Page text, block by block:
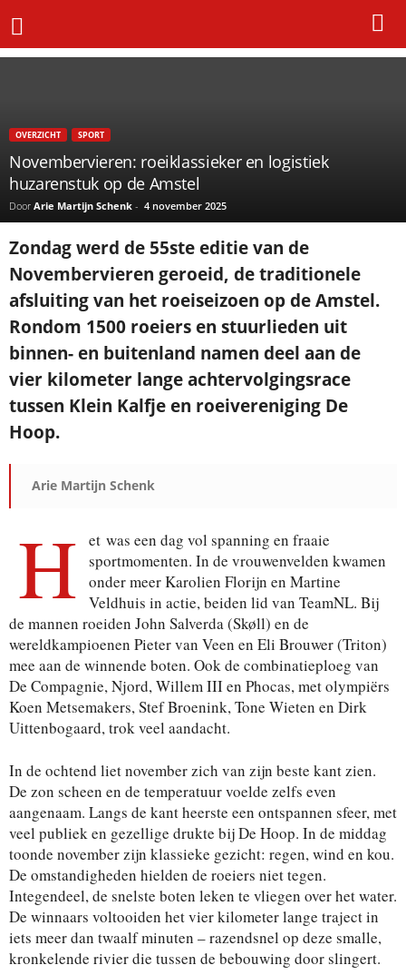
Home
OVERZICHT SPORT
Novembervieren: roeiklassieker en logistiek
huzarenstuk op de Amstel
Door Arie Martijn Schenk - 4 november 2025
Zondag werd de 55ste editie van de
Novembervieren geroeid, de traditionele
afsluiting van het roeiseizoen op de Amstel.
Rondom 1500 roeiers en stuurlieden uit
binnen- en buitenland namen deel aan de
vier kilometer lange achtervolgingsrace
tussen Klein Kalfje en roeivereniging De
Hoop.
Arie Martijn Schenk
H
et was een dag vol spanning en fraaie
sportmomenten. In de vrouwenvelden kwamen
onder meer Karolien Florijn en Martine
Veldhuis in actie, beiden lid van TeamNL. Bij
de mannen roeiden John Salverda (Skøll) en de
wereldkampioenen Pieter van Veen en Eli Brouwer (Triton)
mee aan de winnende boten. Ook de combinatieploeg van
De Compagnie, Njord, Willem III en Phocas, met olympiërs
Koen Metsemakers, Stef Broenink, Tone Wieten en Dirk
Uittenbogaard, trok veel aandacht.
In de ochtend liet november zich van zijn beste kant zien.
De zon scheen en de temperatuur voelde zelfs even
aangenaam. Langs de kant heerste een ontspannen sfeer, met
veel publiek en gezellige drukte bij De Hoop. In de middag
toonde november zijn klassieke gezicht: regen, wind en kou.
De omstandigheden hielden de roeiers niet tegen.
Integendeel, de snelste boten leken te vliegen over het water.
De winnaars voltooiden het vier kilometer lange traject in
iets meer dan twaalf minuten – razendsnel op deze smalle,
kronkelende rivier die tussen de bebouwing door slingert.